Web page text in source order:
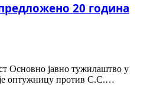
20 година
Основно јавно тужилаштво у
оптужницу против С.С.…